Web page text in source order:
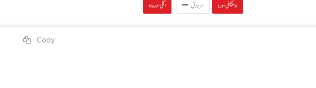
پچھلی سورہ » سرورق « اگلی سورہ
Copy